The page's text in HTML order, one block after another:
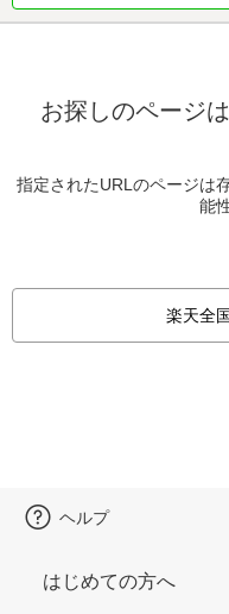
お探しのページ
指定されたURLのページは
能
楽天全
ヘルプ
はじめての方へ